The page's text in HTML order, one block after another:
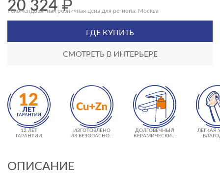
20 324₽
Рекомендованная розничная цена для региона: Москва
ГДЕ КУПИТЬ
СМОТРЕТЬ В ИНТЕРЬЕРЕ
12 ЛЕТ
ГАРАНТИИ
ИЗГОТОВЛЕНО
ИЗ БЕЗОПАСНОЙ
ДОЛГОВЕЧНЫЙ
КЕРАМИЧЕСКИЙ
ЛЕГКАЯ
ОПИСАНИЕ